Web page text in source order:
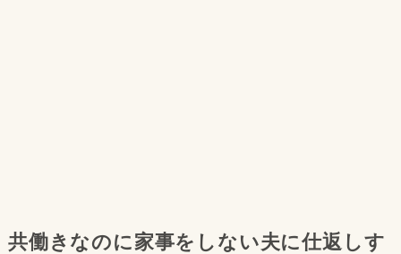
共働きなのに家事をしない夫に仕返しす